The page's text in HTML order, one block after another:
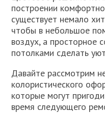
построении
существует немало
чтобы в небольшое
воздух, а просторное
потолками сделать
Давайте рассмотрим
колористического
которые могут
время следующего